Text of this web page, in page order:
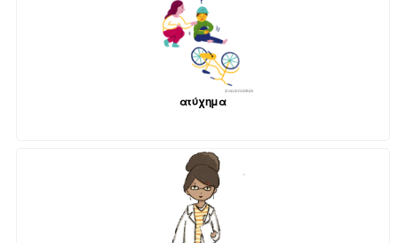
ατύχημα